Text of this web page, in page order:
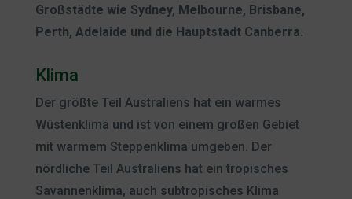
Großstädte wie Sydney, Melbourne, Brisbane,
Perth, Adelaide und die Hauptstadt Canberra.
Klima
Der größte Teil Australiens hat ein warmes
Wüstenklima und ist von einem großen Gebiet
mit warmem Steppenklima umgeben. Der
nördliche Teil Australiens hat ein tropisches
Savannenklima, auch subtropisches Klima